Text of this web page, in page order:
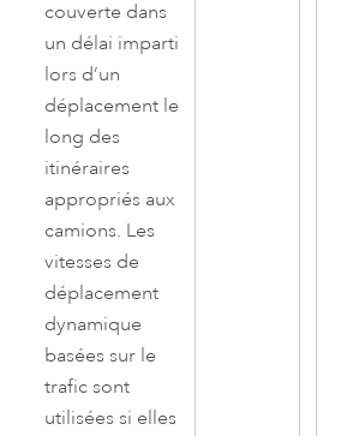
couverte dans
un délai imparti
lors d’un
déplacement le
long des
itinéraires
appropriés aux
camions. Les
vitesses de
déplacement
dynamique
basées sur le
trafic sont
utilisées si elles